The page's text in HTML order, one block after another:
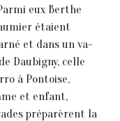
eux Berthe
étaient
et dans un va-
Daubigny, celle
à Pontoise,
et enfant,
préparèrent la